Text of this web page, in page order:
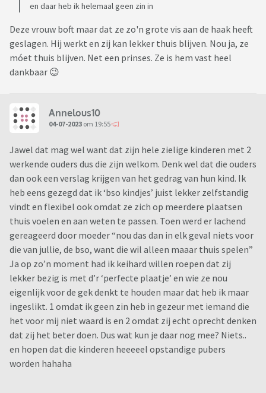
en daar heb ik helemaal geen zin in
Deze vrouw boft maar dat ze zo'n grote vis aan de haak heeft
geslagen. Hij werkt en zij kan lekker thuis blijven. Nou ja, ze
móet thuis blijven. Net een prinses. Ze is hem vast heel
dankbaar 😉
Annelous10
04-07-2023 om 19:55
Jawel dat mag wel want dat zijn hele zielige kinderen met 2
werkende ouders dus die zijn welkom. Denk wel dat die ouders
dan ook een verslag krijgen van het gedrag van hun kind. Ik
heb eens gezegd dat ik ‘bso kindjes’ juist lekker zelfstandig
vindt en flexibel ook omdat ze zich op meerdere plaatsen
thuis voelen en aan weten te passen. Toen werd er lachend
gereageerd door moeder “nou das dan in elk geval niets voor
die van jullie, de bso, want die wil alleen maaar thuis spelen”
Ja op zo’n moment had ik keihard willen roepen dat zij
lekker bezig is met d’r ‘perfecte plaatje’ en wie ze nou
eigenlijk voor de gek denkt te houden maar dat heb ik maar
ingeslikt. 1 omdat ik geen zin heb in gezeur met iemand die
het voor mij niet waard is en 2 omdat zij echt oprecht denken
dat zij het beter doen. Dus wat kun je daar nog mee? Niets..
en hopen dat die kinderen heeeeel opstandige pubers
worden hahaha